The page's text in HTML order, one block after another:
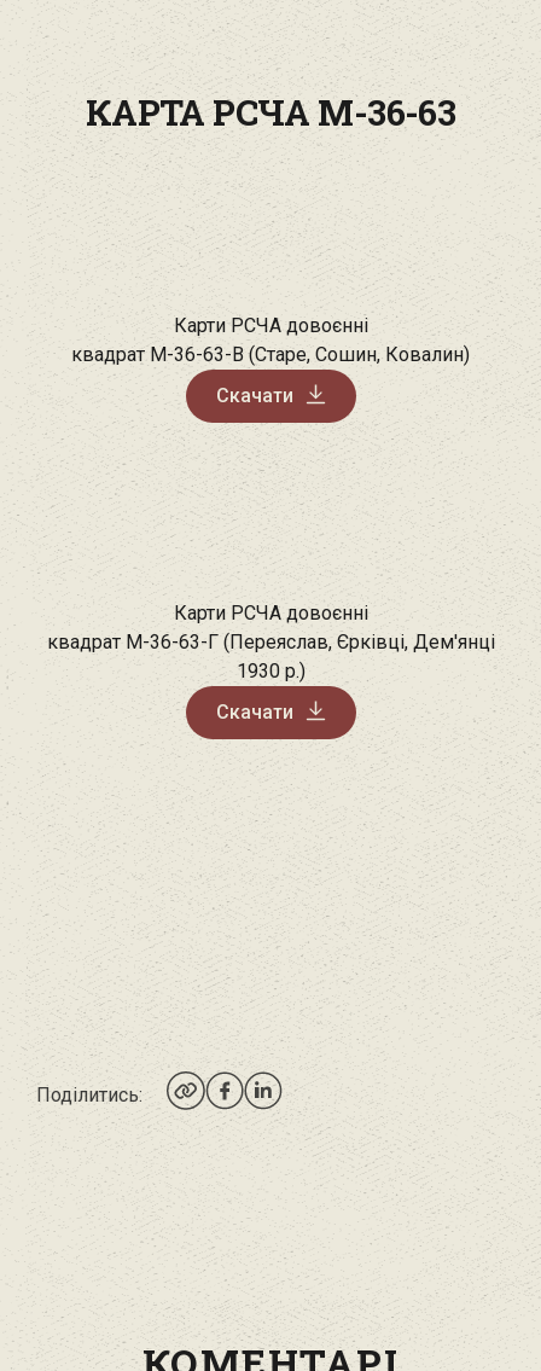
КАРТА РСЧА M-36-63
Карти РСЧА довоєнні
квадрат М-36-63-В (Старе, Сошин, Ковалин)
Скачати
Карти РСЧА довоєнні
квадрат М-36-63-Г (Переяслав, Єрківці, Дем'янці
1930 р.)
Скачати
Поділитись: